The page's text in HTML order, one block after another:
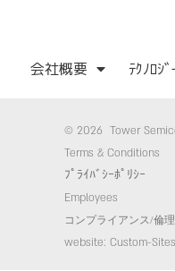
会社概要 ﾃｸﾉﾛｼﾞ
© 2026 Tower
Terms & Conditions
ﾌﾟﾗｲﾊﾞｼｰﾎﾟﾘｼｰ
Employees
コンプライアンス/倫
website: Custom-